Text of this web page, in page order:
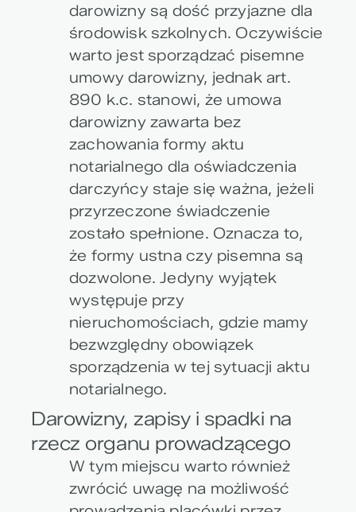
darowizny są dość przyjazne dla
środowisk szkolnych. Oczywiście
warto jest sporządzać pisemne
umowy darowizny, jednak art.
890 k.c. stanowi, że umowa
darowizny zawarta bez
zachowania formy aktu
notarialnego dla oświadczenia
darczyńcy staje się ważna, jeżeli
przyrzeczone świadczenie
zostało spełnione. Oznacza to,
że formy ustna czy pisemna są
dozwolone. Jedyny wyjątek
występuje przy
nieruchomościach, gdzie mamy
bezwzględny obowiązek
sporządzenia w tej sytuacji aktu
notarialnego.
Darowizny, zapisy i spadki na
rzecz organu prowadzącego
W tym miejscu warto również
zwrócić uwagę na możliwość